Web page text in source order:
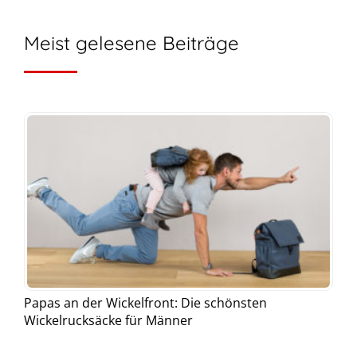
Meist gelesene Beiträge
Papas an der Wickelfront: Die schönsten
Wickelrucksäcke für Männer